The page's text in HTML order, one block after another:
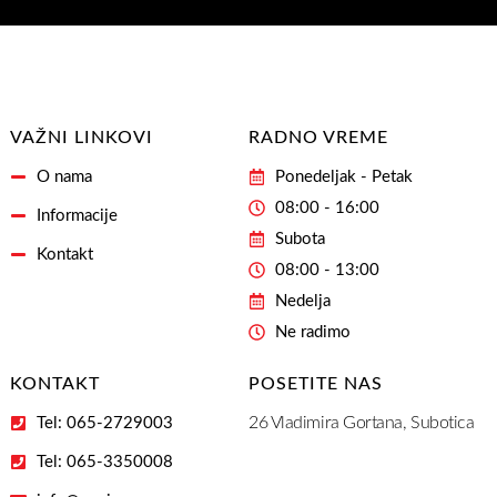
Email
VAŽNI LINKOVI
O nama
Informacije
Kontakt
RADNO VREME
Ponedeljak - Petak
08:00 - 16:00
Subota
08:00 - 13:00
Nedelja
Ne radimo
KONTAKT
Tel: 065-2729003
Tel: 065-3350008
POSETITE NAS
26 Vladimira Gortana, Subotica